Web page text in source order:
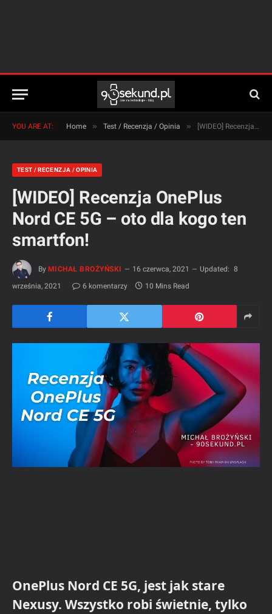
YOU ARE AT: Home » Test / Recenzja / Opinia » [WIDEO] Recenzja OnePlus Nord CE 5G – oto dla kogo ten smartfon!
TEST / RECENZJA / OPINIA
[WIDEO] Recenzja OnePlus
Nord CE 5G – oto dla kogo ten
smartfon!
By MICHAŁ BROŻYŃSKI 16 czerwca, 2021 Updated: 8
września, 2021
6 komentarzy 10 Mins Read
OnePlus Nord CE 5G, jest jak stare
Nexusy. Wszystko robi świetnie, tylko